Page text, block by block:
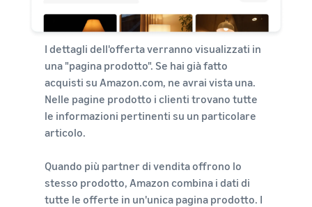
I dettagli dell'offerta verranno visualizzati in
una "pagina prodotto". Se hai già fatto
acquisti su Amazon.com, ne avrai vista una.
Nelle pagine prodotto i clienti trovano tutte
le informazioni pertinenti su un particolare
articolo.
Quando più partner di vendita offrono lo
stesso prodotto, Amazon combina i dati di
tutte le offerte in un'unica pagina prodotto. I